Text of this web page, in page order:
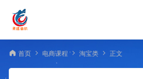
首页 电商课程 淘宝类 正文